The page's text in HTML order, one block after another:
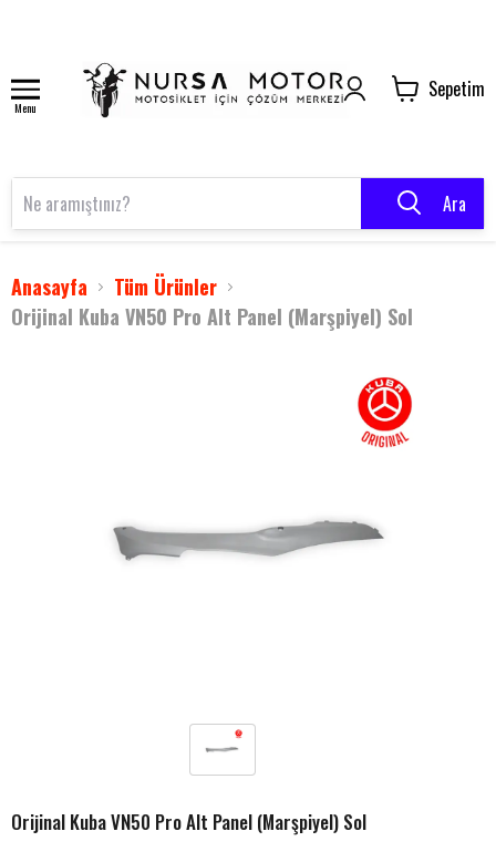
Menu
Sepetim
Ara
Anasayfa
Tüm Ürünler
Orijinal Kuba VN50 Pro Alt Panel (Marşpiyel) Sol
Orijinal Kuba VN50 Pro Alt Panel (Marşpiyel) Sol